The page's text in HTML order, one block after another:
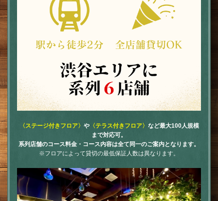
〈ステージ付きフロア〉 や〈テラス付きフロア〉 など最大100人規模
まで対応可。
系列店舗のコース料金・コース内容は全て同一のご案内となります。
※フロアによって貸切の最低保証人数は異なります。